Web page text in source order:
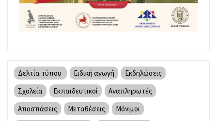
Δελτία τύπου Ειδική αγωγή
Εκδηλώσεις
Σχολεία
Εκπαιδευτικοί
Αναπληρωτές
Αποσπάσεις
Μεταθέσεις
Μόνιμοι